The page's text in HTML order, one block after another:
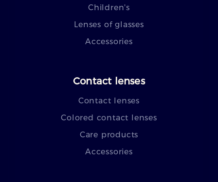
Children's
Lenses of glasses
Accessories
Contact lenses
Contact lenses
Colored contact lenses
Care products
Accessories